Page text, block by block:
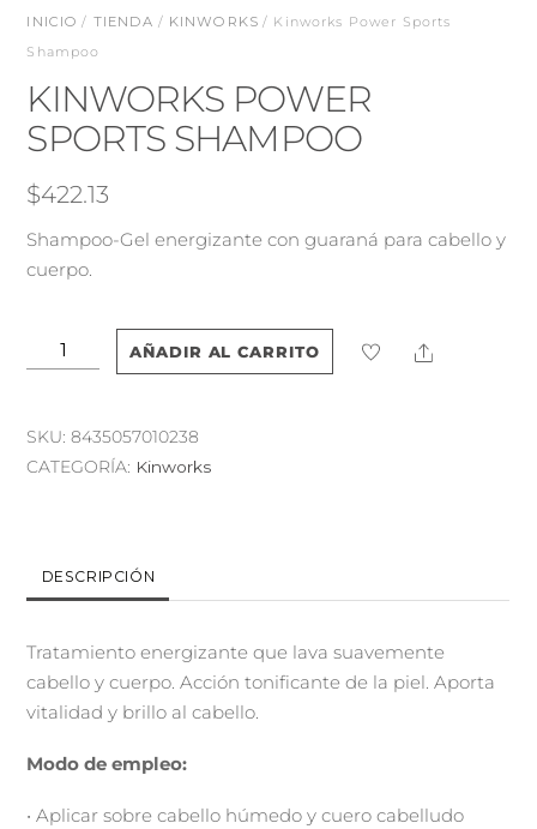
INICIO / TIENDA / KINWORKS / Kinworks Power Sports
Shampoo
KINWORKS POWER
SPORTS SHAMPOO
$422.13
Shampoo-Gel energizante con guaraná para cabello y
cuerpo.
Kinworks
Power
Shampoo
cantidad
AÑADIR AL CARRITO Share
SKU:8435057010238
CATEGORÍA: Kinworks
DESCRIPCIÓN
Tratamiento energizante que lava suavemente
cabello y cuerpo. Acción tonificante de la piel. Aporta
vitalidad y brillo al cabello.
Modo de empleo:
• Aplicar sobre cabello húmedo y cuero cabelludo